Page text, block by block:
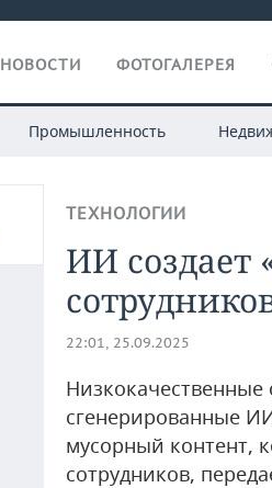
НОВОСТИ ФОТОГАЛЕРЕЯ
Промышленность
ТЕХНОЛОГИИ
ИИ создает
22:01, 25.09.2025
сгенерированные
мусорный контент,
сотрудников,